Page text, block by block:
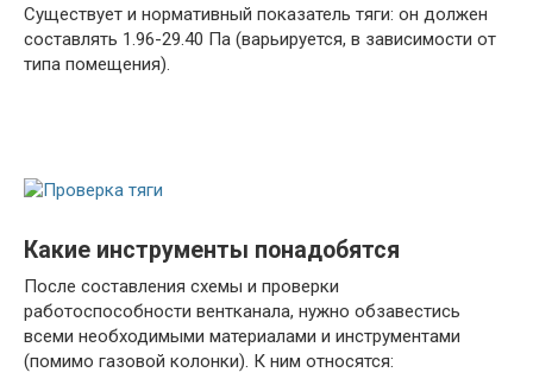
Существует и нормативный показатель тяги: он должен
составлять 1.96-29.40 Па (варьируется, в зависимости от
типа помещения).
Какие инструменты понадобятся
После составления схемы и проверки
работоспособности вентканала, нужно обзавестись
всеми необходимыми материалами и инструментами
(помимо газовой колонки). К ним относятся: